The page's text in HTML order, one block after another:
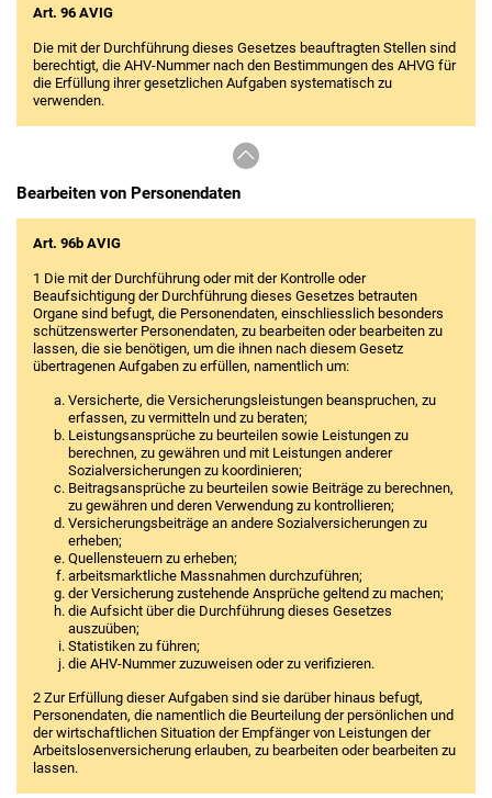
Art. 96 AVIG
Die mit der Durchführung dieses Gesetzes beauftragten Stellen sind
berechtigt, die AHV-Nummer nach den Bestimmungen des AHVG für
die Erfüllung ihrer gesetzlichen Aufgaben systematisch zu
verwenden.
Bearbeiten von Personendaten
Art. 96b AVIG
1 Die mit der Durchführung oder mit der Kontrolle oder
Beaufsichtigung der Durchführung dieses Gesetzes betrauten
Organe sind befugt, die Personendaten, einschliesslich besonders
schützenswerter Personendaten, zu bearbeiten oder bearbeiten zu
lassen, die sie benötigen, um die ihnen nach diesem Gesetz
übertragenen Aufgaben zu erfüllen, namentlich um:
Versicherte, die Versicherungsleistungen beanspruchen, zu
erfassen, zu vermitteln und zu beraten;
Leistungsansprüche zu beurteilen sowie Leistungen zu
berechnen, zu gewähren und mit Leistungen anderer
Sozialversicherungen zu koordinieren;
Beitragsansprüche zu beurteilen sowie Beiträge zu berechnen,
zu gewähren und deren Verwendung zu kontrollieren;
Versicherungsbeiträge an andere Sozialversicherungen zu
erheben;
Quellensteuern zu erheben;
arbeitsmarktliche Massnahmen durchzuführen;
der Versicherung zustehende Ansprüche geltend zu machen;
die Aufsicht über die Durchführung dieses Gesetzes
auszuüben;
Statistiken zu führen;
die AHV-Nummer zuzuweisen oder zu verifizieren.
2 Zur Erfüllung dieser Aufgaben sind sie darüber hinaus befugt,
Personendaten, die namentlich die Beurteilung der persönlichen und
der wirtschaftlichen Situation der Empfänger von Leistungen der
Arbeitslosenversicherung erlauben, zu bearbeiten oder bearbeiten zu
lassen.